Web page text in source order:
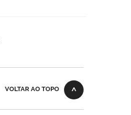
VOLTAR AO TOPO